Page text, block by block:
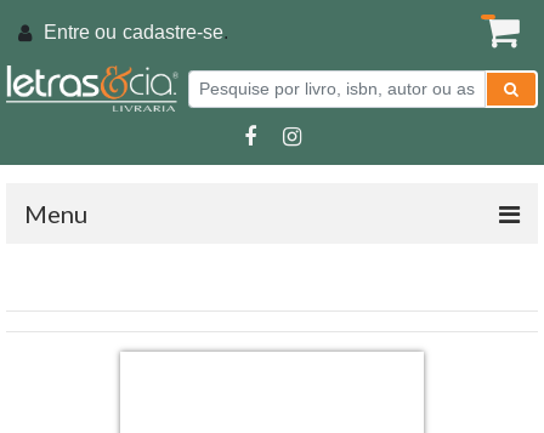
Entre ou cadastre-se.
Menu